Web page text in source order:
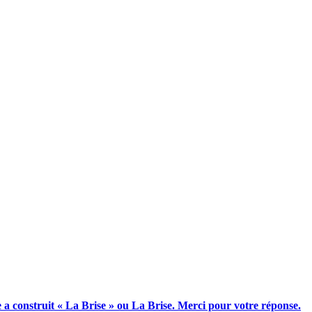
construit « La Brise » ou La Brise. Merci pour votre réponse.